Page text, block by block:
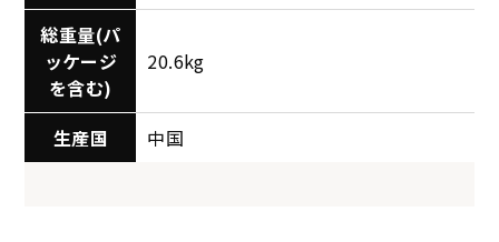
総重量(パ
ッケージ
を含む)
20.6kg
生産国 中国